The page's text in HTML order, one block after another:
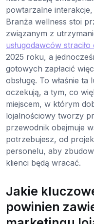
powtarzalne
Branża wellness stoi
związanym z
usługodawców
2025 roku, a
gotowych zapłacić
obsługę. To właśnie
oczekują, a tym, co
miejscem, w którym
lojalnościowy tworzy
przewodnik obejmuje
potrzebujesz, od
personelu, aby
klienci będą wracać.
Jakie
powinien